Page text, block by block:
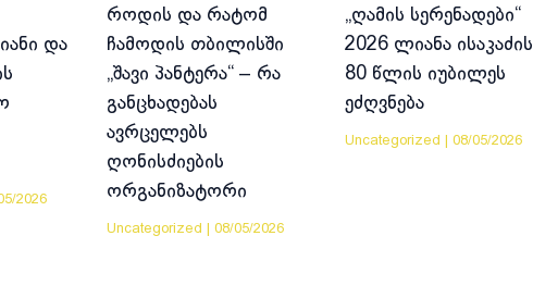
და
2026
როდის და რატომ
ჩამოდის თბილისში
„შავი პანტერა“ – რა
განცხადებას
ავრცელებს
ღონისძიების
ორგანიზატორი
Uncategorized |08/05/2026
„ღამის სერენადები“
2026 ლიანა ისაკაძის
80 წლის იუბილეს
ეძღვნება
Uncategorized 08/05/2026